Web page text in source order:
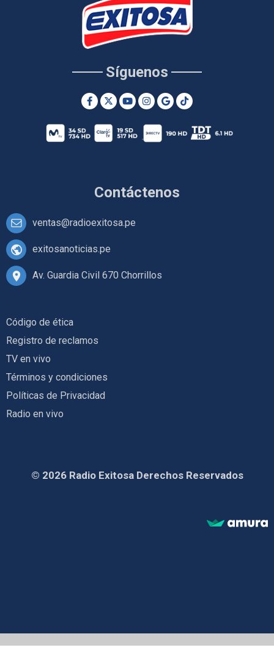
Contáctenos
ventas@radioexitosa.pe
exitosanoticias.pe
Av. Guardia Civil 670 Chorrillos
Síguenos
Código de ética
Registro de reclamos
TV en vivo
Términos y condiciones
Políticas de Privacidad
Radio en vivo
© 2026 Radio Exitosa Derechos Reservados